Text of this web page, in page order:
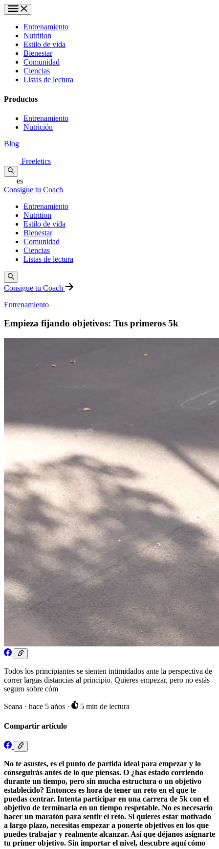
Entrenamiento
Nutrition
Estilo de vida
Bienestar
Comunidad
Ciencias
Listas de lectura
Productos
Entrenamiento
Nutrición
Blog
Freeletics
es
Consigue tu Coach
Entrenamiento
Nutrition
Estilo de vida
Bienestar
Comunidad
Ciencias
Listas de lectura
Consigue tu Coach
Entrenamiento
Empieza fijando objetivos: Tus primeros 5k
Todos los principiantes se sienten intimidados ante la perspectiva de
correr largas distancias al principio. Quieres empezar, pero no estás
seguro sobre cóm
Seana · hace 5 años · 5 min de lectura
Compartir artículo
No te asustes, es el punto de partida ideal para empezar y lo
conseguirás antes de lo que piensas. O ¿has estado corriendo
durante un tiempo, pero sin mucha estructura o un objetivo
establecido? Entonces es hora de tener un reto en el que te
puedas centrar. Intenta participar en una carrera de 5k con el
objetivo de terminarla en un tiempo respetable. No es necesario
hacer un maratón para sentir el reto. Si quieres estar motivado
a largo plazo, necesitas empezar a ponerte objetivos en los que
puedes trabajar y realmente alcanzar. Así que déjanos asignarte
tu primer objetivo. Sin importar el nivel, descubre aquí cómo